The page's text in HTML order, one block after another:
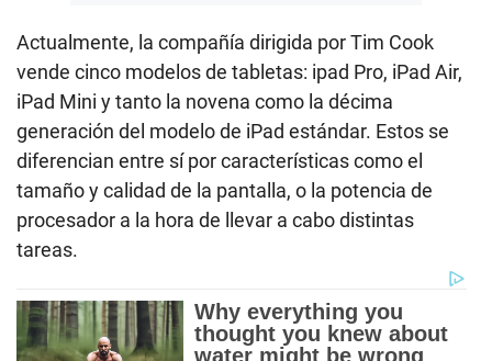
Actualmente, la compañía dirigida por Tim Cook
vende cinco modelos de tabletas: ipad Pro, iPad Air,
iPad Mini y tanto la novena como la décima
generación del modelo de iPad estándar. Estos se
diferencian entre sí por características como el
tamaño y calidad de la pantalla, o la potencia de
procesador a la hora de llevar a cabo distintas
tareas.